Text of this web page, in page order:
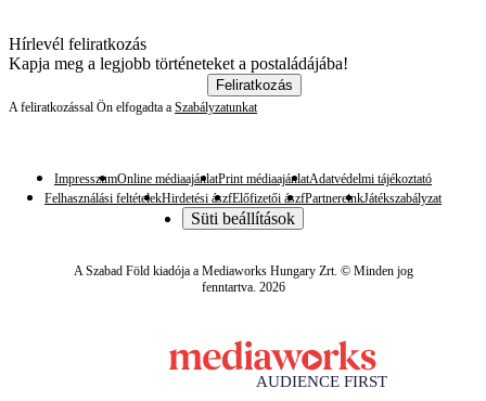
Hírlevél feliratkozás
Kapja meg a legjobb történeteket a postaládájába!
Feliratkozás
A feliratkozással Ön elfogadta a Szabályzatunkat
ImpresszumOnline médiaajánlatPrint médiaajánlatAdatvédelmi tájékoztató
Felhasználási feltételekHirdetési ászfElőfizetői ászfPartnereinkJátékszabályzat
Süti beállítások
A Szabad Föld kiadója a Mediaworks Hungary Zrt. © Minden jog
fenntartva. 2026